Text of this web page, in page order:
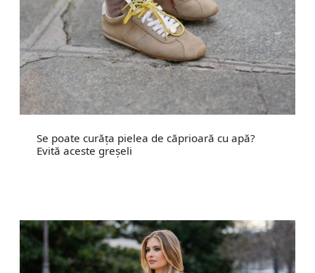
Se poate curăța pielea de căprioară cu apă?
Evită aceste greșeli